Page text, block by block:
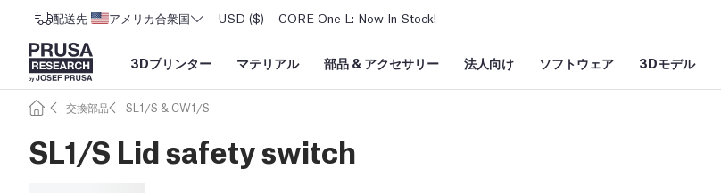
配送先 アメリカ合衆国 USD ($) CORE One L: Now In Stock!
3Dプリンター マテリアル 部品 & アクセサリー 法人向け ソフトウェア 3Dモデル
交換部品 SL1/S & CW1/S
SL1/S Lid safety switch